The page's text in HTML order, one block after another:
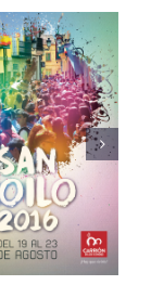
San Zoilo
2015